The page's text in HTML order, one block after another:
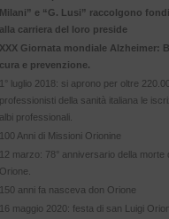
Milani” e “G. Lusi” raccolgono
alla carriera del loro preside
XXX Giornata mondiale Alzheimer:
cura e prevenzione.
1° luglio 2018: si aprono per oltre
professionisti della sanità italiana le
albi professionali.
100 Anni di Missioni Orionine
12 marzo: 78° anniversario della morte
Orione.
150 anni fa nasceva don Orione
16 maggio 2020: festa di san Luigi